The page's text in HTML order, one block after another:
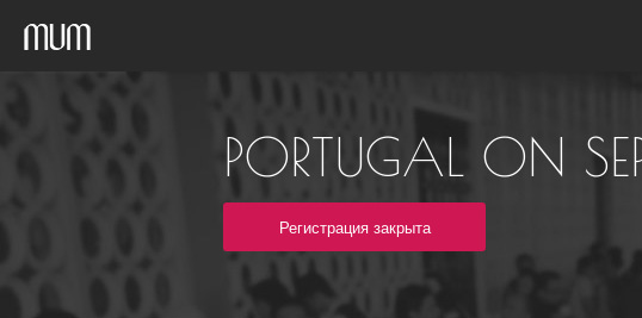
PORTUGAL ON
Регистрация закрыта